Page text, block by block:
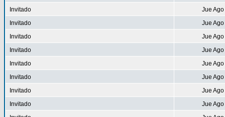
Invitado
Jue
Invitado
Jue
Invitado
Jue
Invitado
Jue
Invitado
Jue
Invitado
Jue
Invitado
Jue
Invitado
Jue